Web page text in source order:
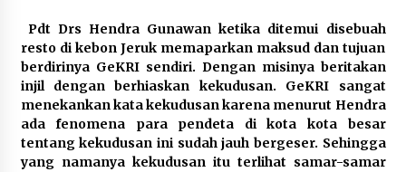
Pdt Drs Hendra Gunawan ketika ditemui disebuah
resto di kebon Jeruk memaparkan maksud dan tujuan
berdirinya GeKRI sendiri. Dengan misinya beritakan
injil dengan berhiaskan kekudusan. GeKRI sangat
menekankan kata kekudusan karena menurut Hendra
ada fenomena para pendeta di kota kota besar
tentang kekudusan ini sudah jauh bergeser. Sehingga
yang namanya kekudusan itu terlihat samar-samar